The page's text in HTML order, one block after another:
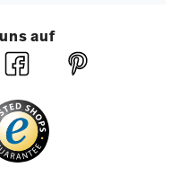
auf
und erhalten